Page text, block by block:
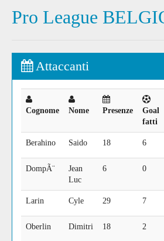
Pro League
Attaccanti
Cognome Nome Presenze
Goal
fatti
Berahino Saido 18 6
DompÃ¨
Jean
Luc
6 0
Larin Cyle 29 7
Oberlin Dimitri 18 2